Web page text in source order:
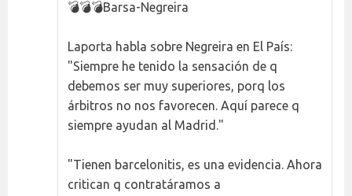
💣💣💣Barsa-Negreira
Laporta habla sobre Negreira en El País:
"Siempre he tenido la sensación de q
debemos ser muy superiores, porq los
árbitros no nos favorecen. Aquí parece q
siempre ayudan al Madrid."
"Tienen barcelonitis, es una evidencia. Ahora
critican q contratáramos a